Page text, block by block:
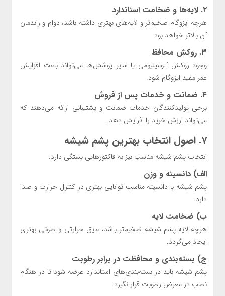
۲. لایه‌ها و ضخامت استاندارد
هرچه ایزوگام ضخیم‌تر و لایه‌های بهتری داشته باشد، دوام و راندمان
آن بالاتر خواهد بود.
۳. روکش محافظ
وجود روکش آلومینیومی یا سایر پوشش‌ها می‌تواند باعث افزایش
عمر مفید ایزوگام شود.
۴. ضمانت و خدمات پس از فروش
برخی تولیدکنندگان خدمات ضمانت و پشتیبانی ارائه می‌دهند که
می‌تواند ارزش خرید را افزایش دهد.
۷. اصول انتخاب بهترین پشم شیشه
انتخاب پشم شیشه مناسب نیز به فاکتورهایی بستگی دارد:
الف) دانسیته و وزن
پشم شیشه با دانسیته مناسب توانایی بهتری در کنترل حرارت و صدا
دارد.
ب) ضخامت لایه
هرچه لایه پشم شیشه ضخیم‌تر باشد، عایق حرارتی و صوتی بهتری
ایجاد می‌گردد.
ج) بسته‌بندی و محافظت در برابر رطوبت
پشم شیشه باید در بسته‌بندی‌های استاندارد عرضه شود تا در هنگام
نصب در معرض رطوبت قرار نگیرد.